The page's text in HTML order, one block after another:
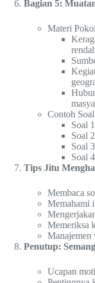
Bagian 5:
Materi
Contoh
Soal
Soal
Soal
Soal
Tips Jitu
Membaca
Memahami
Memeriksa
Manajemen
Penutup:
Ucapan